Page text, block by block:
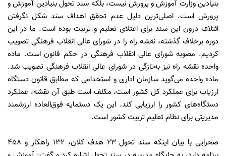
بنیادین وزارت آموزش و پرورش نیست، بلکه سند تحول بنیادین آموزش و
پرورش است. اصلی‌ترین دلیل عدم تحقق اهداف سند شکل نگرفتن
ائتلاف درون این سند برای اعتلای تعلیم و تربیت بوده است. ما در این
دوره برخلاف گذشته، نقشه راه را در شورای عالی انقلاب فرهنگی تصویب‌
کردیم. مصوبه شورای عالی انقلاب فرهنگی در حکم قانون است. ‌ماده
واحده ‌نقشه راه نیز به‌تازگی در ‌شورای عالی انقلاب فرهنگی ‌تصویب شد.
ماده واحده می‌گوید سازمان اداری و استخدامی که مطابق قانون دستگاه
ارزیاب برای عملکرد کل کشور است، مکلف است طبق آن نقشه، عملکرد
دستگاه‌های کشور را ارزیابی کند. این ‌یک دستمایه فوق‌العاده ارزشمند
مدیریتی برای ‌نظام تعلیم تربیت کشور است.
صحرایی با بیان اینکه ‌سند تحول ‌۲۳ ‌هدف کلان، ۱۳۲ ‌راهکار و ۴۵۸